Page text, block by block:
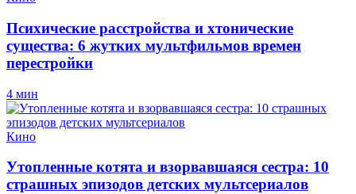
Психические расстройства и хтонические
существа: 6 жутких мультфильмов времен
перестройки
4 мин
Кино
Утопленные котята и взорвавшаяся сестра: 10
страшных эпизодов детских мультсериалов